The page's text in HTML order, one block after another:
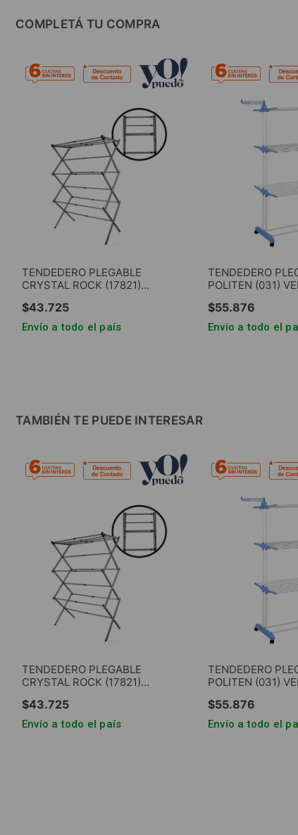
COMPLETÁ TU COMPRA
TENDEDERO PLEGABLE
CRYSTAL ROCK (17821)
$43.725
Envío a todo el país
TENDEDERO
POLITEN (031)
$55.876
Envío a todo el
TAMBIÉN TE PUEDE INTERESAR
TENDEDERO PLEGABLE
CRYSTAL ROCK (17821)
$43.725
Envío a todo el país
TENDEDERO
POLITEN (031)
$55.876
Envío a todo el